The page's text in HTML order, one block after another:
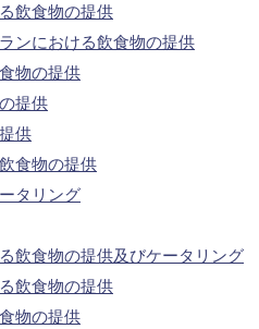
飲食物の提供
ンにおける飲食物の提供
物の提供
提供
供
食物の提供
タリング
飲食物の提供及びケータリング
飲食物の提供
物の提供